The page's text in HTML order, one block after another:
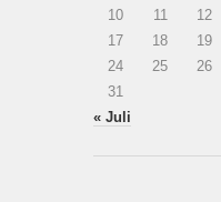
10
11 12
17
18 19
24
25 26
31
« Juli